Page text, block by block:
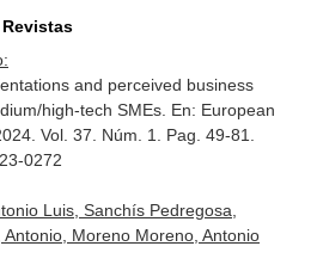
and perceived business
high-tech SMEs. En: European
Vol. 37. Núm. 1. Pag. 49-81.
0272
Luis, Sanchís Pedregosa,
Moreno Moreno, Antonio